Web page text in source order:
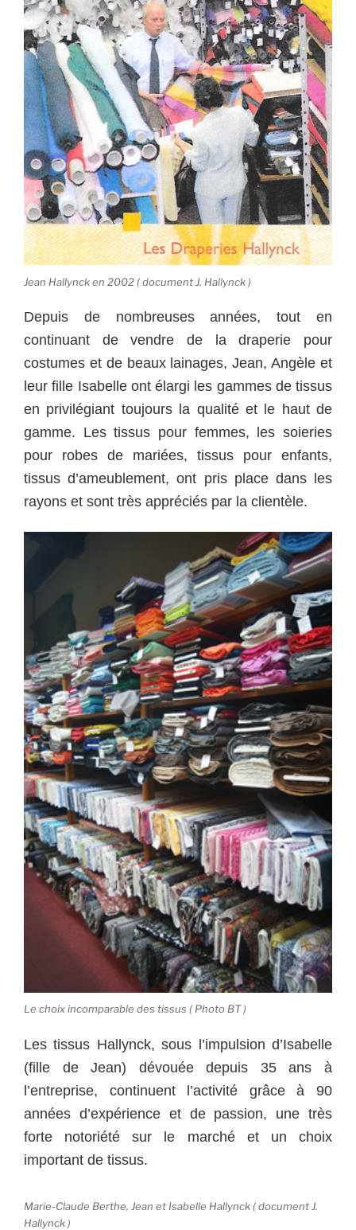
Jean Hallynck en 2002 ( document J. Hallynck )
Depuis de nombreuses années, tout en
continuant de vendre de la draperie pour
costumes et de beaux lainages, Jean, Angèle et
leur fille Isabelle ont élargi les gammes de tissus
en privilégiant toujours la qualité et le haut de
gamme. Les tissus pour femmes, les soieries
pour robes de mariées, tissus pour enfants,
tissus d’ameublement, ont pris place dans les
rayons et sont très appréciés par la clientèle.
Le choix incomparable des tissus ( Photo BT )
Les tissus Hallynck, sous l’impulsion d’Isabelle
(fille de Jean) dévouée depuis 35 ans à
l’entreprise, continuent l’activité grâce à 90
années d’expérience et de passion, une très
forte notoriété sur le marché et un choix
important de tissus.
Marie-Claude Berthe, Jean et Isabelle Hallynck ( document J.
Hallynck )